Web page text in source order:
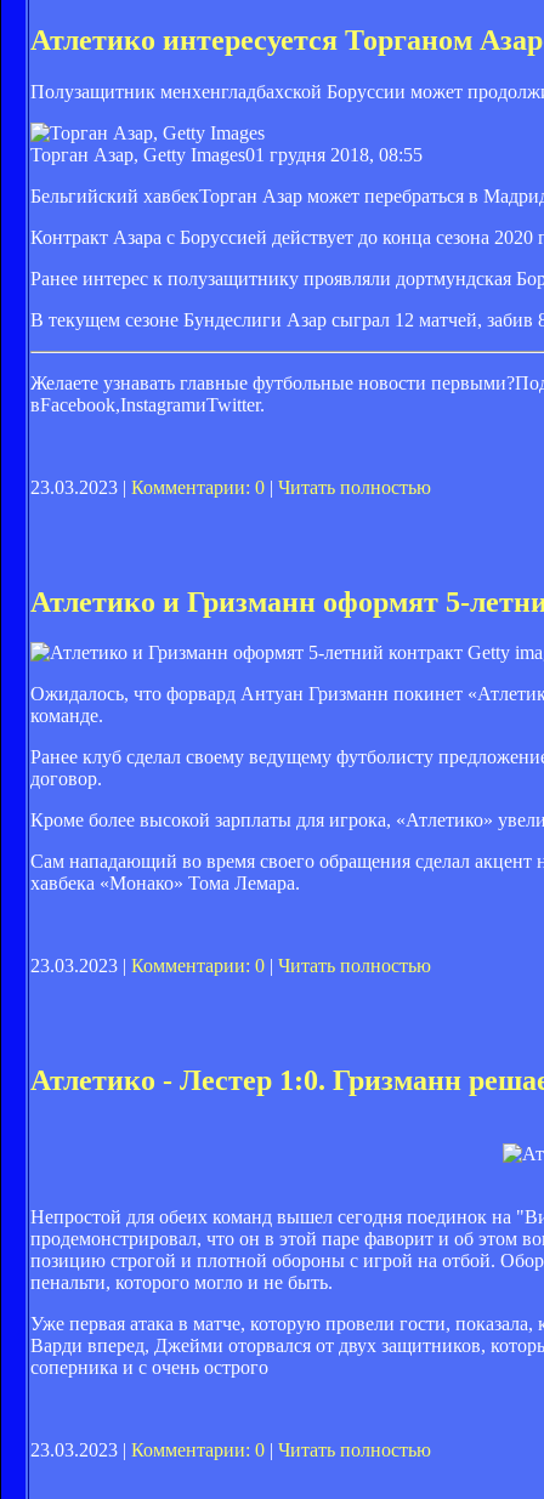
Атлетико интересуется Торганом
Полузащитник менхенгладбахской Боруссии может
Торган Азар, Getty Images01 грудня 2018, 08:55
Бельгийский хавбекТорган Азар может перебраться в
Контракт Азара с Боруссией действует до конца сезона 2020
Ранее интерес к полузащитнику проявляли дортмундская
В текущем сезоне Бундеслиги Азар сыграл 12 матчей, забив
Желаете узнавать главные футбольные новости
вFacebook,InstagramиTwitter.
23.03.2023 | Комментарии: 0 | Читать полностью
Атлетико и Гризманн оформят 5-
Getty
Ожидалось, что форвард Антуан Гризманн покинет
команде.
Ранее клуб сделал своему ведущему футболисту
договор.
Кроме более высокой зарплаты для игрока, «Атлетико»
Сам нападающий во время своего обращения сделал акцент
хавбека «Монако» Тома Лемара.
23.03.2023 | Комментарии: 0 | Читать полностью
Атлетико - Лестер 1:0. Гризманн
Непростой для обеих команд вышел сегодня поединок на
продемонстрировал, что он в этой паре фаворит и об этом
позицию строгой и плотной обороны с игрой на отбой.
пенальти, которого могло и не быть.
Уже первая атака в матче, которую провели гости,
Варди вперед, Джейми оторвался от двух защитников,
соперника и с очень острого
23.03.2023 | Комментарии: 0 | Читать полностью